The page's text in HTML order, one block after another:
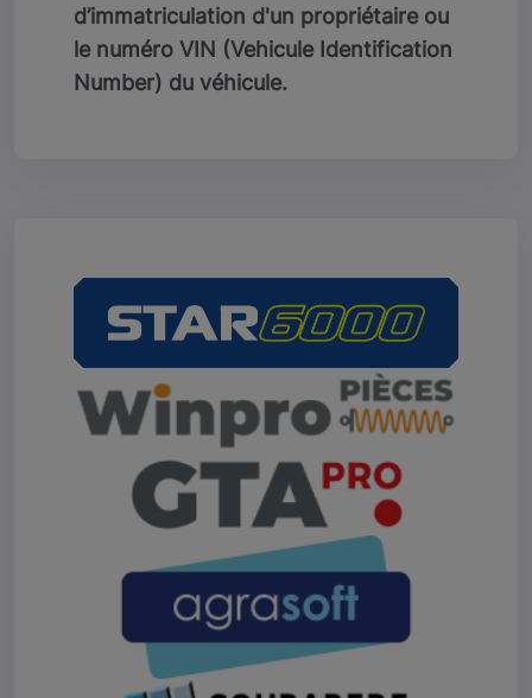
d’immatriculation d'un propriétaire ou
le numéro VIN (Vehicule Identification
Number) du véhicule.